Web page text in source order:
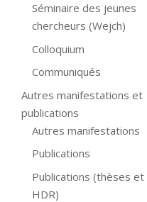
Séminaire des jeunes
chercheurs (Wejch)
Colloquium
Communiqués
Autres manifestations et
publications
Autres manifestations
Publications
Publications (thèses et
HDR)